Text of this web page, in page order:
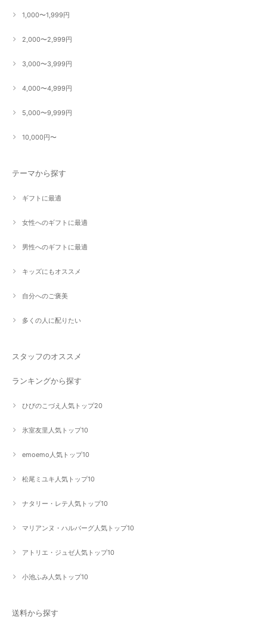
1,000〜1,999円
2,000〜2,999円
3,000〜3,999円
4,000〜4,999円
5,000〜9,999円
10,000円〜
テーマから探す
ギフトに最適
女性へのギフトに最適
男性へのギフトに最適
キッズにもオススメ
自分へのご褒美
多くの人に配りたい
スタッフのオススメ
ランキングから探す
ひびのこづえ人気トップ20
氷室友里人気トップ10
emoemo人気トップ10
松尾ミユキ人気トップ10
ナタリー・レテ人気トップ10
マリアンヌ・ハルバーグ人気トップ10
アトリエ・ジュゼ人気トップ10
小池ふみ人気トップ10
送料から探す